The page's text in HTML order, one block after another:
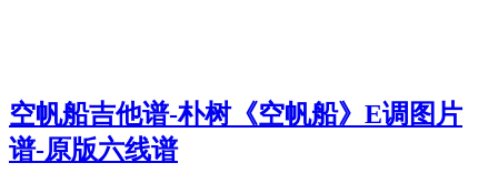
空帆船吉他谱-朴树《空帆船》E调图片
谱-原版六线谱